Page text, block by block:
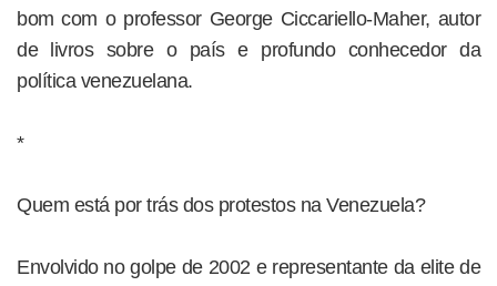
bom com o professor George Ciccariello-Maher, autor
de livros sobre o país e profundo conhecedor da
política venezuelana.
*
Quem está por trás dos protestos na Venezuela?
Envolvido no golpe de 2002 e representante da elite de